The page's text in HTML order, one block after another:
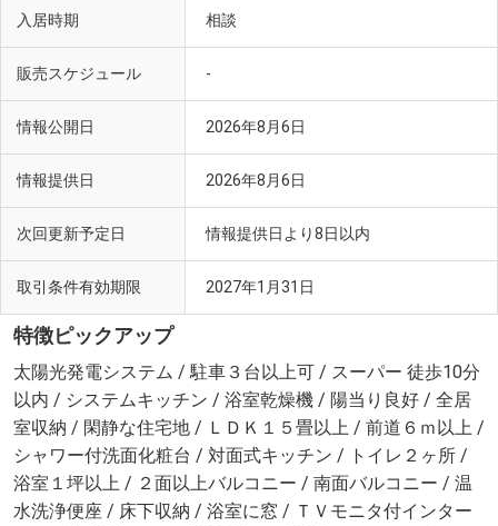
入居時期 相談
販売スケジュール -
情報公開日 2026年8月6日
情報提供日 2026年8月6日
次回更新予定日 情報提供日より8日以内
取引条件有効期限 2027年1月31日
特徴ピックアップ
太陽光発電システム / 駐車３台以上可 / スーパー 徒歩10分
以内 / システムキッチン / 浴室乾燥機 / 陽当り良好 / 全居
室収納 / 閑静な住宅地 / ＬＤＫ１５畳以上 / 前道６ｍ以上 /
シャワー付洗面化粧台 / 対面式キッチン / トイレ２ヶ所 /
浴室１坪以上 / ２面以上バルコニー / 南面バルコニー / 温
水洗浄便座 / 床下収納 / 浴室に窓 / ＴＶモニタ付インター